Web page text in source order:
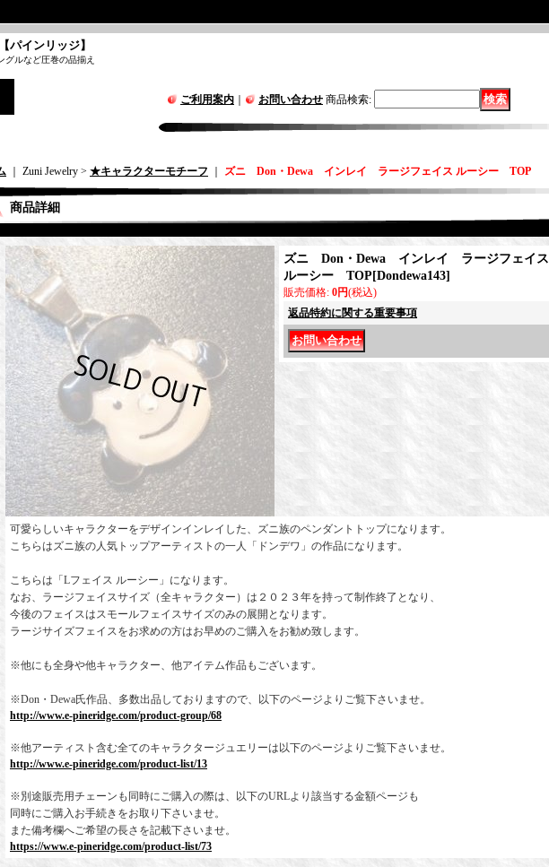
パインリッジ】
グルなど圧巻の品揃え
ご利用案内 お問い合わせ 商品検索:
｜ Zuni Jewelry > ★キャラクターモチーフ ズニ Don・Dewa インレイ ラージフェイス ルーシー TOP
商品詳細
ズニ Don・Dewa インレイ ラージフェイス
ルーシー TOP [Dondewa143]
販売価格: 0円(税込)
返品特約に関する重要事項
可愛らしいキャラクターをデザインインレイした、ズニ族のペンダントトップになります。
こちらはズニ族の人気トップアーティストの一人「ドンデワ」の作品になります。
こちらは「Lフェイス ルーシー」になります。
なお、ラージフェイスサイズ（全キャラクター）は２０２３年を持って制作終了となり、
今後のフェイスはスモールフェイスサイズのみの展開となります。
ラージサイズフェイスをお求めの方はお早めのご購入をお勧め致します。
※他にも全身や他キャラクター、他アイテム作品もございます。
※Don・Dewa氏作品、多数出品しておりますので、以下のページよりご覧下さいませ。
http://www.e-pineridge.com/product-group/68
※他アーティスト含む全てのキャラクタージュエリーは以下のページよりご覧下さいませ。
http://www.e-pineridge.com/product-list/13
※別途販売用チェーンも同時にご購入の際は、以下のURLより該当する金額ページも
同時にご購入お手続きをお取り下さいませ。
また備考欄へご希望の長さを記載下さいませ。
https://www.e-pineridge.com/product-list/73